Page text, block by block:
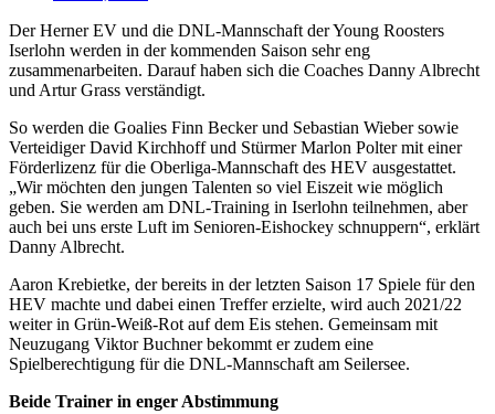
Der Herner EV und die DNL-Mannschaft der Young Roosters
Iserlohn werden in der kommenden Saison sehr eng
zusammenarbeiten. Darauf haben sich die Coaches Danny Albrecht
und Artur Grass verständigt.
So werden die Goalies Finn Becker und Sebastian Wieber sowie
Verteidiger David Kirchhoff und Stürmer Marlon Polter mit einer
Förderlizenz für die Oberliga-Mannschaft des HEV ausgestattet.
„Wir möchten den jungen Talenten so viel Eiszeit wie möglich
geben. Sie werden am DNL-Training in Iserlohn teilnehmen, aber
auch bei uns erste Luft im Senioren-Eishockey schnuppern“, erklärt
Danny Albrecht.
Aaron Krebietke, der bereits in der letzten Saison 17 Spiele für den
HEV machte und dabei einen Treffer erzielte, wird auch 2021/22
weiter in Grün-Weiß-Rot auf dem Eis stehen. Gemeinsam mit
Neuzugang Viktor Buchner bekommt er zudem eine
Spielberechtigung für die DNL-Mannschaft am Seilersee.
Beide Trainer in enger Abstimmung